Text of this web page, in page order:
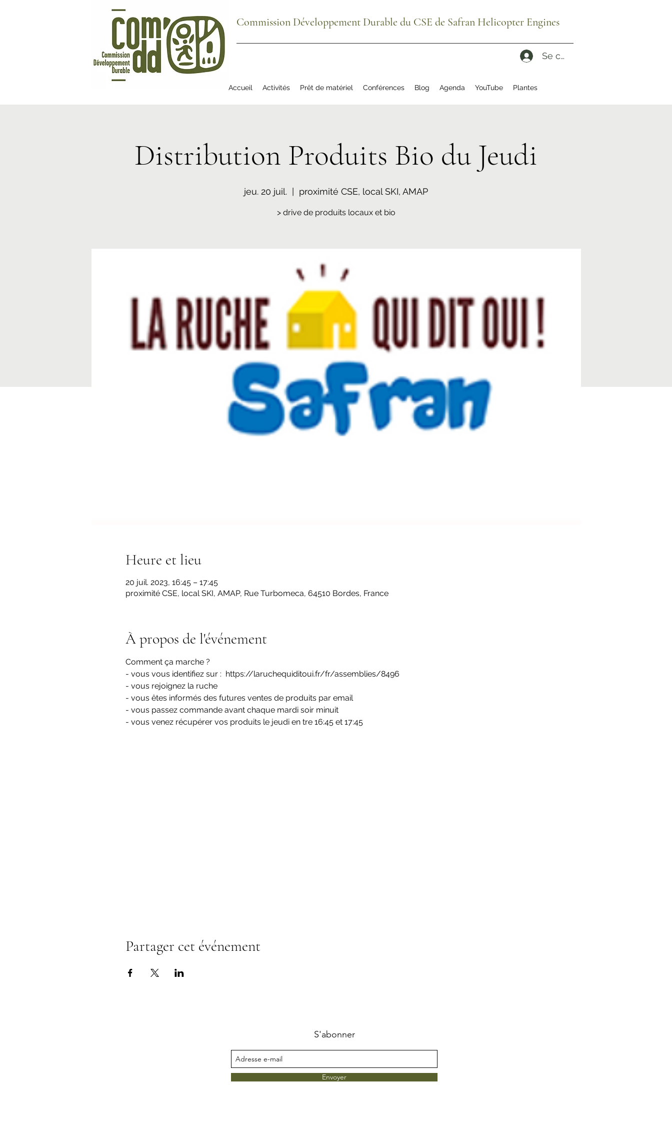
Se connecter
Accueil Activités Prêt de matériel Conférences Blog Agenda YouTube Plantes
Commission Développement Durable du CSE de Safran Helicopter Engines
Distribution Produits Bio du Jeudi
jeu. 20 juil. proximité CSE, local SKI, AMAP
Heure et lieu
20 juil. 2023, 16:45 – 17:45
proximité CSE, local SKI, AMAP, Rue Turbomeca, 64510 Bordes, France
À propos de l'événement
Comment ça marche ?
- vous vous identifiez sur :  https://laruchequiditoui.fr/fr/assemblies/8496
- vous rejoignez la ruche
- vous êtes informés des futures ventes de produits par email
- vous passez commande avant chaque mardi soir minuit
- vous venez récupérer vos produits le jeudi en tre 16:45 et 17:45
Partager cet événement
S'abonner
Envoyer